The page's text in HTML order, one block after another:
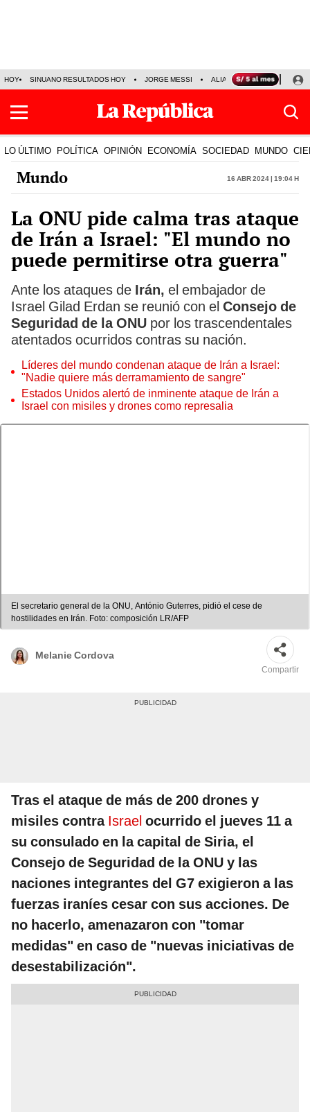
HOY SINUANO RESULTADOS HOY JORGE MESSI ALIANZA LIMA VS SPORT
LO ÚLTIMO POLÍTICA OPINIÓN ECONOMÍA SOCIEDAD MUNDO
Mundo 16 Abr 2024 | 19:04 h
La ONU pide calma tras ataque
de Irán a Israel: "El mundo no
puede permitirse otra guerra"
Ante los ataques de Irán, el embajador de
Israel Gilad Erdan se reunió con el Consejo de
Seguridad de la ONU por los trascendentales
atentados ocurridos contras su nación.
Líderes del mundo condenan ataque de Irán a Israel:
"Nadie quiere más derramamiento de sangre"
Estados Unidos alertó de inminente ataque de Irán a
Israel con misiles y drones como represalia
El secretario general de la ONU, António Guterres, pidió el cese de
hostilidades en Irán. Foto: composición LR/AFP
Melanie Cordova
Compartir
Tras el ataque de más de 200 drones y
misiles contra Israel ocurrido el jueves 11 a
su consulado en la capital de Siria, el
Consejo de Seguridad de la ONU y las
naciones integrantes del G7 exigieron a las
fuerzas iraníes cesar con sus acciones. De
no hacerlo, amenazaron con "tomar
medidas" en caso de "nuevas iniciativas de
desestabilización".